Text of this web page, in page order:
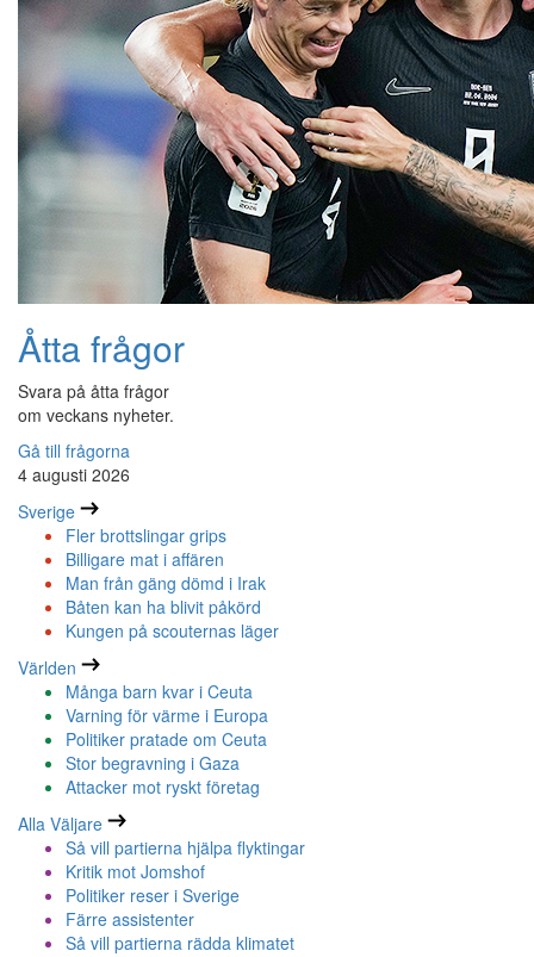
Åtta frågor
Svara på åtta frågor
om veckans nyheter.
Gå till frågorna
4 augusti 2026
Sverige
Fler brottslingar grips
Billigare mat i affären
Man från gäng dömd i Irak
Båten kan ha blivit påkörd
Kungen på scouternas läger
Världen
Många barn kvar i Ceuta
Varning för värme i Europa
Politiker pratade om Ceuta
Stor begravning i Gaza
Attacker mot ryskt företag
Alla Väljare
Så vill partierna hjälpa flyktingar
Kritik mot Jomshof
Politiker reser i Sverige
Färre assistenter
Så vill partierna rädda klimatet